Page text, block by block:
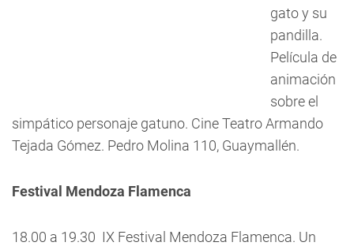
gato y su
pandilla.
Película de
animación
sobre el
simpático personaje gatuno. Cine Teatro Armando
Tejada Gómez. Pedro Molina 110, Guaymallén.
Festival Mendoza Flamenca
18.00 a 19.30  IX Festival Mendoza Flamenca. Un